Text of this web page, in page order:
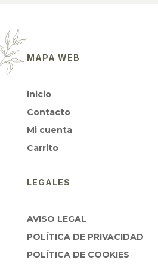
MAPA WEB
Inicio
Contacto
Mi cuenta
Carrito
LEGALES
AVISO LEGAL
POLÍTICA DE PRIVACIDAD
POLÍTICA DE COOKIES